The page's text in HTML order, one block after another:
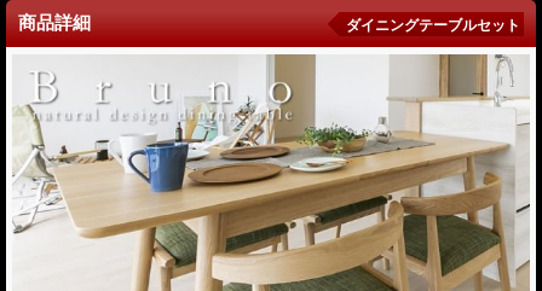
商品詳細 ダイニングテーブルセット